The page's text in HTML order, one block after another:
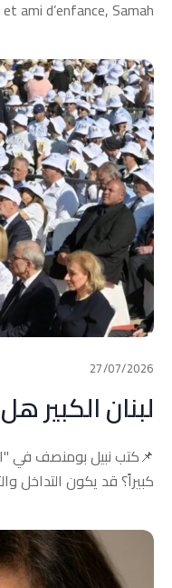
ami d’enfance, Samah
27/07/2026
لبنان الكبير
📌كتب نبيل بومنصف في
كبيراً؟ قد يكون التداخل